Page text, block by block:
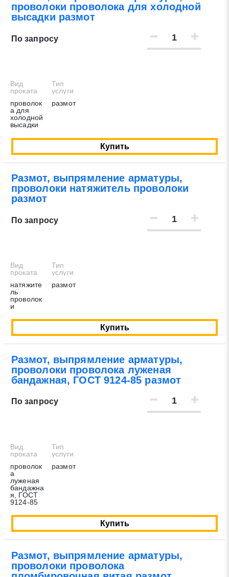
проволоки проволока для холодной
высадки размот
По запросу
Вид
проката
проволок
а для
холодной
высадки
Тип
услуги
размот
Купить
Размот, выпрямление арматуры,
проволоки натяжитель проволоки
размот
По запросу
Вид
проката
натяжите
ль
проволок
и
Тип
услуги
размот
Купить
Размот, выпрямление арматуры,
проволоки проволока луженая
бандажная, ГОСТ 9124-85 размот
По запросу
Вид
проката
проволок
а
луженая
бандажна
я, ГОСТ
9124-85
Тип
услуги
размот
Купить
Размот, выпрямление арматуры,
проволоки проволока